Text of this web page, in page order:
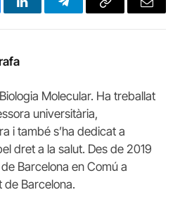
LinkedInTelegramCopy
Email
Molecular. Ha treballat
universitària,
i també s’ha dedicat a
dret a la salut. Des de 2019
Barcelona en Comú a
de Barcelona.